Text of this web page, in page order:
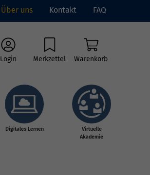
Über uns Kontakt FAQ
Login Merkzettel Warenkorb
Digitales Lernen
Virtuelle
Akademie